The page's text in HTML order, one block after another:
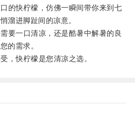
快柠檬，仿佛一瞬间带你来到七
溜进脚趾间的凉意。
一口清凉，还是酷暑中解暑的良
的需求。
快柠檬是您清凉之选。